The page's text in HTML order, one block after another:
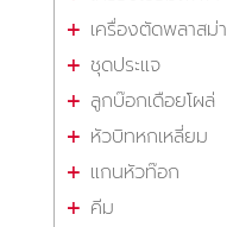
เครื่องตัดพลาสม่า
ชุดประแจ
ลูกบ๊อกเดือยโผล่
หัวบิทหกเหลี่ยม
แกนหัวท๊อก
คีม